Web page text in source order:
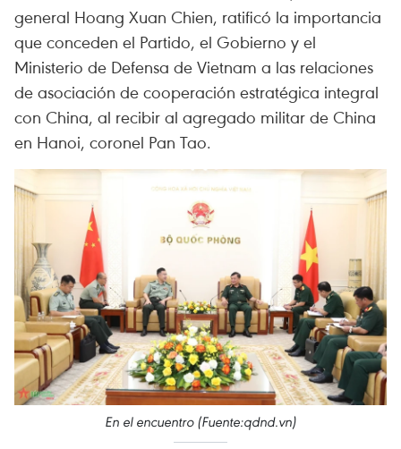
general Hoang Xuan Chien, ratificó la importancia
que conceden el Partido, el Gobierno y el
Ministerio de Defensa de Vietnam a las relaciones
de asociación de cooperación estratégica integral
con China, al recibir al agregado militar de China
en Hanoi, coronel Pan Tao.
En el encuentro (Fuente:qdnd.vn)